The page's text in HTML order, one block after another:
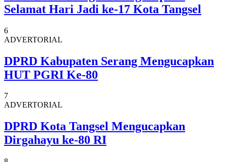
Selamat Hari Jadi ke-17 Kota Tangsel
6
ADVERTORIAL
DPRD Kabupaten Serang Mengucapkan
HUT PGRI Ke-80
7
ADVERTORIAL
DPRD Kota Tangsel Mengucapkan
Dirgahayu ke-80 RI